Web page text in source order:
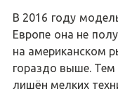
В 2016 году
Европе она не
на американском
гораздо выше. Тем
лишён мелких